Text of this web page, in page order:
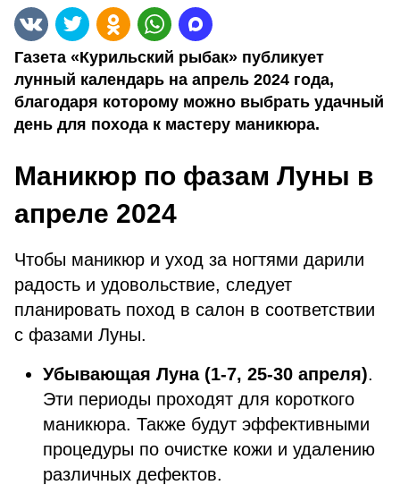
Газета «Курильский рыбак» публикует
лунный календарь на апрель 2024 года,
благодаря которому можно выбрать удачный
день для похода к мастеру маникюра.
Маникюр по фазам Луны в
апреле 2024
Чтобы маникюр и уход за ногтями дарили
радость и удовольствие, следует
планировать поход в салон в соответствии
с фазами Луны.
Убывающая Луна (1-7, 25-30 апреля).
Эти периоды проходят для короткого
маникюра. Также будут эффективными
процедуры по очистке кожи и удалению
различных дефектов.